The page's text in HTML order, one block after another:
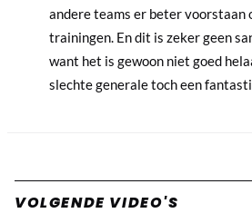
andere teams er beter voorstaan
trainingen. En dit is zeker geen
want het is gewoon niet goed
slechte generale toch een
VOLGENDE VIDEO'S